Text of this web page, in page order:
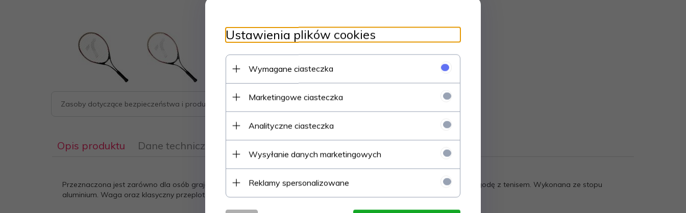
Zasoby dotyczące bezpieczeństwa i produktów
Opis produktu Dane techniczne
Przeznaczona jest zarówno dla osób grających rekreacyjnie jak również dla tych, którzy dopiero zaczynających swoją przygodę z tenisem. Wykonana ze stopu
aluminium. Waga oraz klasyczny przeplot strun naciągu sprawiają, że rakieta łączy dynamikę uderzeń z dużą siłą.
Ustawienia plików cookies
Wymagane ciasteczka
Marketingowe ciasteczka
Analityczne ciasteczka
Wysyłanie danych marketingowych
Reklamy spersonalizowane